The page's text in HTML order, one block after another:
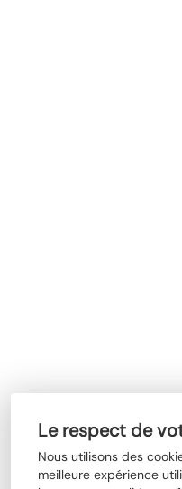
Le respect de
Nous utilisons des
meilleure expérience